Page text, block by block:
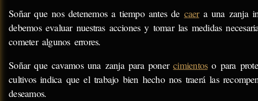
Soñar que nos detenemos a tiempo antes de caera una zanja
debemos evaluar nuestras acciones y tomar las medidas
cometer algunos errores.
Soñar que cavamos una zanja para ponercimientoso para
cultivos indica que el trabajo bien hecho nos traerá las
deseamos.